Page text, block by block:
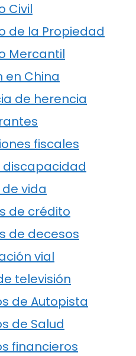
Civil
de la Propiedad
Mercantil
en China
de herencia
fiscales
discapacidad
vida
de crédito
de decesos
vial
televisión
de Autopista
de Salud
financieros